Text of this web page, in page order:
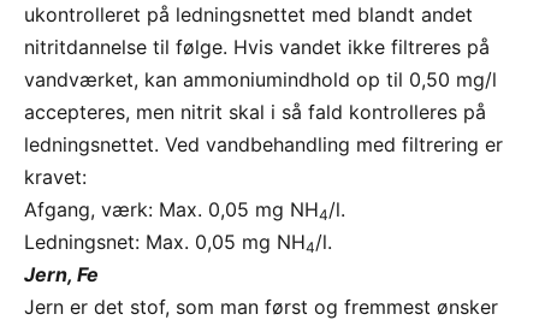
ukontrolleret på ledningsnettet med blandt andet
nitritdannelse til følge. Hvis vandet ikke filtreres på
vandværket, kan ammoniumindhold op til 0,50 mg/l
accepteres, men nitrit skal i så fald kontrolleres på
ledningsnettet. Ved vandbehandling med filtrering er
kravet:
Afgang, værk: Max. 0,05 mg NH4/l.
Ledningsnet: Max. 0,05 mg NH4/l.
Jern, Fe
Jern er det stof, som man først og fremmest ønsker